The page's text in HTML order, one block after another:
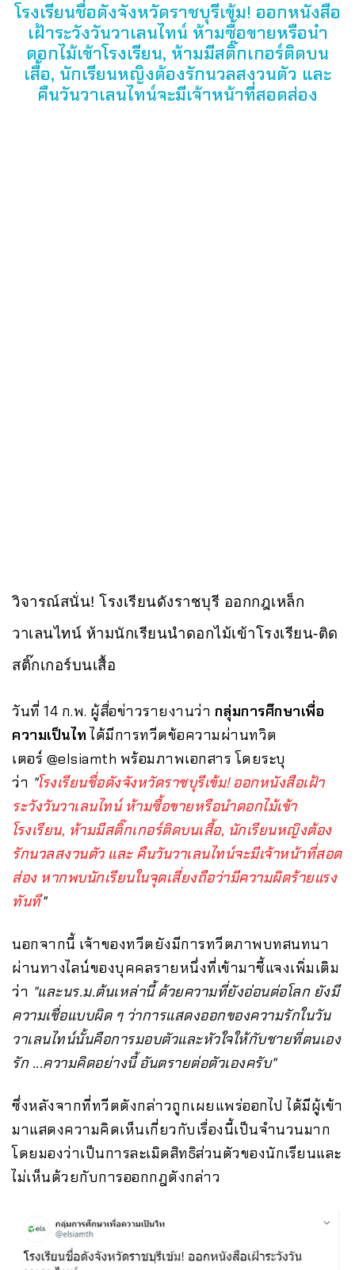
โรงเรียนชื่อดังจังหวัดราชบุรีเข้ม! ออกหนังสือ
เฝ้าระวังวันวาเลนไทน์ ห้ามซื้อขายหรือนำ
ดอกไม้เข้าโรงเรียน, ห้ามมีสติ๊กเกอร์ติดบน
เสื้อ, นักเรียนหญิงต้องรักนวลสงวนตัว และ
คืนวันวาเลนไทน์จะมีเจ้าหน้าที่สอดส่อง
วิจารณ์สนั่น! โรงเรียนดังราชบุรี ออกกฎเหล็ก
วาเลนไทน์ ห้ามนักเรียนนำดอกไม้เข้าโรงเรียน-ติด
สติ๊กเกอร์บนเสื้อ
วันที่ 14 ก.พ. ผู้สื่อข่าวรายงานว่า กลุ่มการศึกษาเพื่อ
ความเป็นไท ได้มีการทวีตข้อความผ่านทวิต
เตอร์ @elsiamth พร้อมภาพเอกสาร โดยระบุ
ว่า "โรงเรียนชื่อดังจังหวัดราชบุรีเข้ม! ออกหนังสือเฝ้า
ระวังวันวาเลนไทน์ ห้ามซื้อขายหรือนำดอกไม้เข้า
โรงเรียน, ห้ามมีสติ๊กเกอร์ติดบนเสื้อ, นักเรียนหญิงต้อง
รักนวลสงวนตัว และ คืนวันวาเลนไทน์จะมีเจ้าหน้าที่สอด
ส่อง หากพบนักเรียนในจุดเสี่ยงถือว่ามีความผิดร้ายแรง
ทันที"
นอกจากนี้ เจ้าของทวีตยังมีการทวีตภาพบทสนทนา
ผ่านทางไลน์ของบุคคลรายหนึ่งที่เข้ามาชี้แจงเพิ่มเติม
ว่า "และนร.ม.ต้นเหล่านี้ ด้วยความที่ยังอ่อนต่อโลก ยังมี
ความเชื่อแบบผิด ๆ ว่าการแสดงออกของความรักในวัน
วาเลนไทน์นั้นคือการมอบตัวและหัวใจให้กับชายที่ตนเอง
รัก ...ความคิดอย่างนี้ อันตรายต่อตัวเองครับ"
ซึ่งหลังจากที่ทวีตดังกล่าวถูกเผยแพร่ออกไป ได้มีผู้เข้า
มาแสดงความคิดเห็นเกี่ยวกับเรื่องนี้เป็นจำนวนมาก
โดยมองว่าเป็นการละเมิดสิทธิส่วนตัวของนักเรียนและ
ไม่เห็นด้วยกับการออกกฎดังกล่าว